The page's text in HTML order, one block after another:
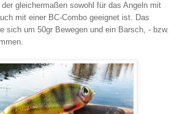
gleichermaßen sowohl für das Angeln mit
mit einer BC-Combo geeignet ist. Das
sich um 50gr Bewegen und ein Barsch, - bzw.